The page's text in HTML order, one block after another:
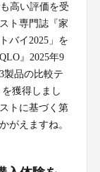
高い評価を受
ト専門誌『家
バイ2025」を
』2025年9
製品の比較テ
獲得しまし
トに基づく第
がえますね。